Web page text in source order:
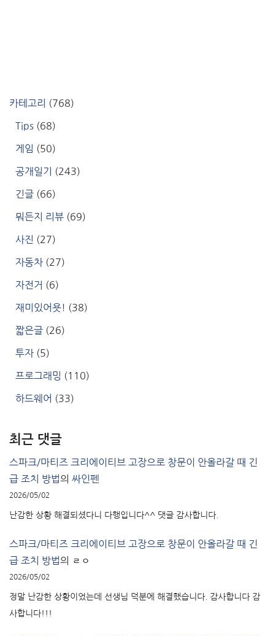
카테고리 (768)
Tips (68)
게임 (50)
공개일기 (243)
긴글 (66)
뭐든지 리뷰 (69)
사진 (27)
자동차 (27)
자전거 (6)
재미있어욧! (38)
짧은글 (26)
투자 (5)
프로그래밍 (110)
하드웨어 (33)
최근 댓글
스파크/마티즈 크리에이티브 고장으로 창문이 안올라갈 때 긴
급 조치 방법의 싸인펜
2026/05/02
난감한 상황 해결되셨다니 다행입니다^^ 댓글 감사합니다.
스파크/마티즈 크리에이티브 고장으로 창문이 안올라갈 때 긴
급 조치 방법의 ㄹㅇ
2026/05/02
정말 난감한 상황이었는데 선생님 덕분에 해결했습니다. 감사합니다 감
사합니다!!!